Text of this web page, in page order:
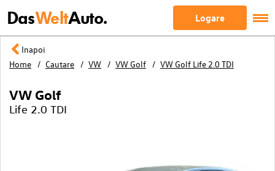
DasWeltAuto. Logare
Inapoi
Home
Cautare VW VW Golf VW Golf Life 2.0 TDI
VW Golf
Life 2.0 TDI